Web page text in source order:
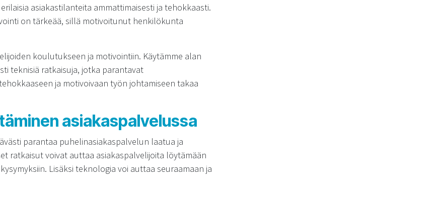
asiakastilanteita ammattimaisesti ja tehokkaasti.
on tärkeää, sillä motivoitunut henkilökunta
koulutukseen ja motivointiin. Käytämme alan
teknisiä ratkaisuja, jotka parantavat
ja motivoivaan työn johtamiseen takaa
asiakaspalvelussa
parantaa puhelinasiakaspalvelun laatua ja
ratkaisut voivat auttaa asiakaspalvelijoita löytämään
Lisäksi teknologia voi auttaa seuraamaan ja